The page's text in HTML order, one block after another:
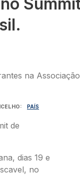
PAÍS
de
dias 19 e
no